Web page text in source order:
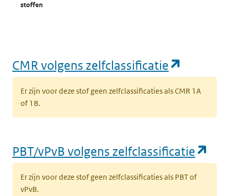
stoffen
CMR volgens zelfclassificatie
Er zijn voor deze stof geen zelfclassificaties als CMR 1A
of 1B.
PBT/vPvB volgens zelfclassificatie
Er zijn voor deze stof geen zelfclassificaties als PBT of
vPvB.